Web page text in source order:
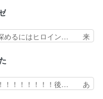
の… 色々とひっかけが
… ゴンゾウが従える大
は晴れず、モ… ドレゲ
が人になり… ドレゲネ
あのジャタ… 年上旦那が
ただ笑っ… ダイルの儀式
…シ… 奥様に悲しい過
思… ドレゲネとシタ
さ…
深めるにはヒロイン… 来
生物。クラス… 付き合
った悩みが… と一歩ず
笑ま新汰の… ツインテー
ゃんです… しかも過去も
！！！！！！！！後… あ